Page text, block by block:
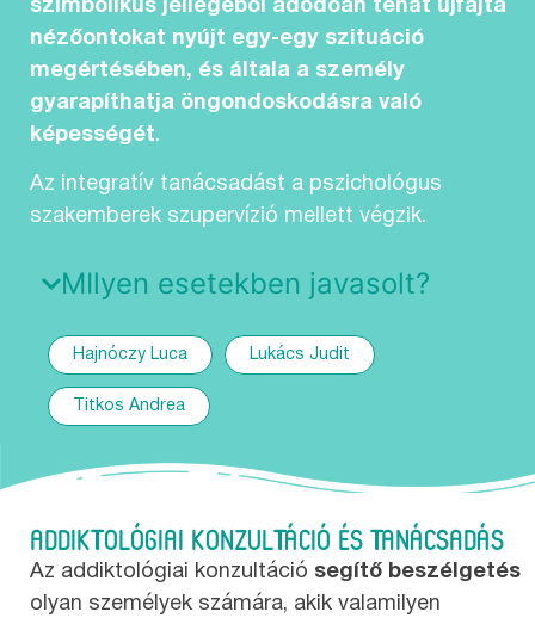
szimbolikus jellegéből adódóan tehát újfajta
nézőontokat nyújt egy-egy szituáció
megértésében, és általa a személy
gyarapíthatja öngondoskodásra való
képességét.
Az integratív tanácsadást a pszichológus
szakemberek szupervízió mellett végzik.
MIlyen esetekben javasolt?
Hajnóczy Luca Lukács Judit
Titkos Andrea
ADDIKTOLÓGIAI KONZULTÁCIÓ ÉS TANÁCSADÁS
Az addiktológiai konzultáció segítő beszélgetés
olyan személyek számára, akik valamilyen